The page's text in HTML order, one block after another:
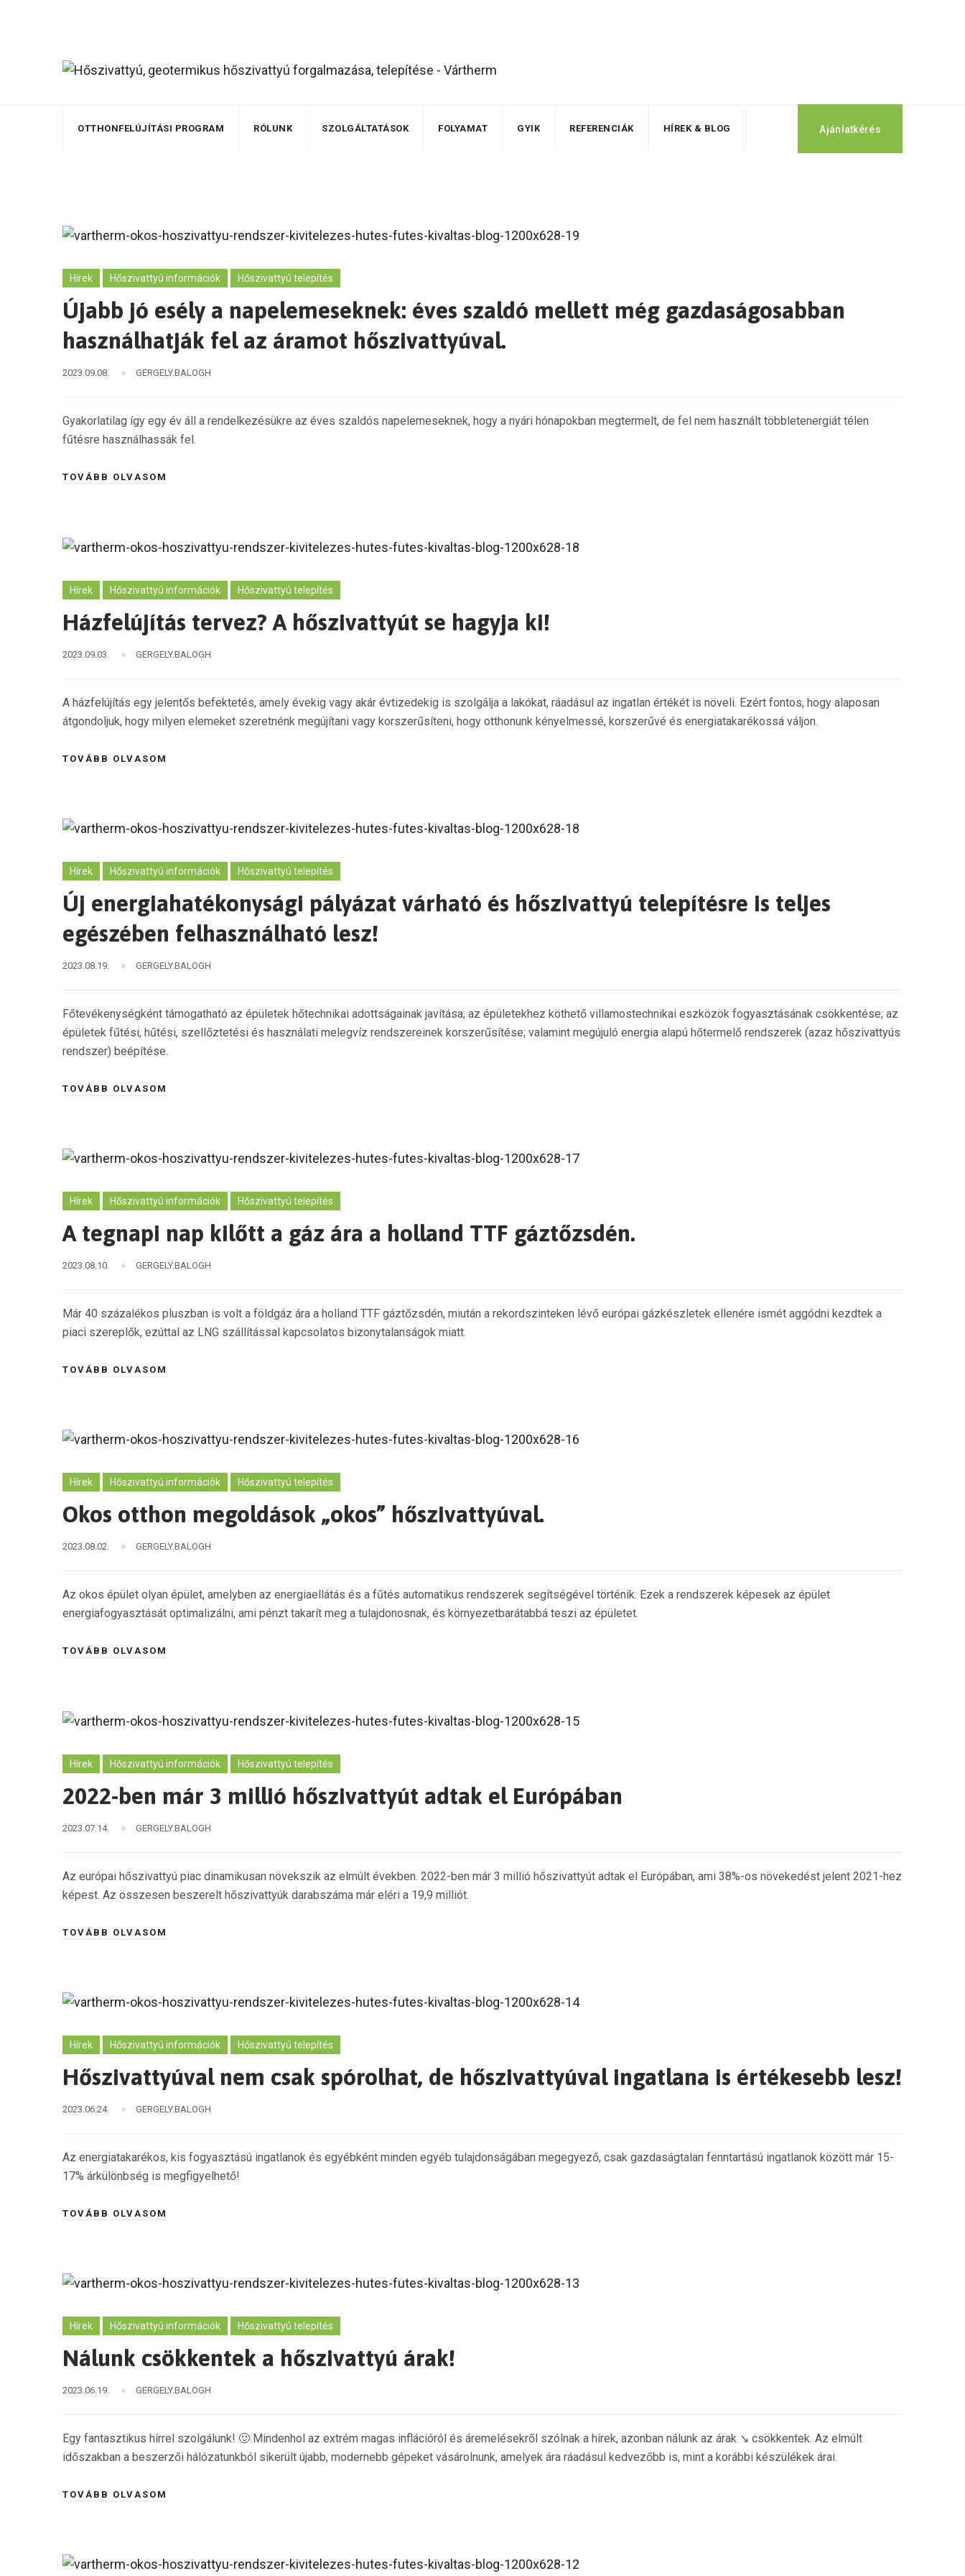
OTTHONFELÚJÍTÁSI PROGRAM RÓLUNK SZOLGÁLTATÁSOK FOLYAMAT GYIK REFERENCIÁK HÍREK & BLOG Ajánlatkérés
Hírek Hőszivattyú információk Hőszivattyú telepítés
Újabb jó esély a napelemeseknek: éves szaldó mellett még gazdaságosabban
használhatják fel az áramot hőszivattyúval.
2023.09.08. GERGELY.BALOGH
Gyakorlatilag így egy év áll a rendelkezésükre az éves szaldós napelemeseknek, hogy a nyári hónapokban megtermelt, de fel nem használt többletenergiát télen
fűtésre használhassák fel.
TOVÁBB OLVASOM
Hírek Hőszivattyú információk Hőszivattyú telepítés
Házfelújítás tervez? A hőszivattyút se hagyja ki!
2023.09.03. GERGELY.BALOGH
A házfelújítás egy jelentős befektetés, amely évekig vagy akár évtizedekig is szolgálja a lakókat, ráadásul az ingatlan értékét is növeli. Ezért fontos, hogy alaposan
átgondoljuk, hogy milyen elemeket szeretnénk megújítani vagy korszerűsíteni, hogy otthonunk kényelmessé, korszerűvé és energiatakarékossá váljon.
TOVÁBB OLVASOM
Hírek Hőszivattyú információk Hőszivattyú telepítés
Új energiahatékonysági pályázat várható és hőszivattyú telepítésre is teljes
egészében felhasználható lesz!
2023.08.19. GERGELY.BALOGH
Főtevékenységként támogatható az épületek hőtechnikai adottságainak javítása; az épületekhez köthető villamostechnikai eszközök fogyasztásának csökkentése; az
épületek fűtési, hűtési, szellőztetési és használati melegvíz rendszereinek korszerűsítése; valamint megújuló energia alapú hőtermelő rendszerek (azaz hőszivattyús
rendszer) beépítése.
TOVÁBB OLVASOM
Hírek Hőszivattyú információk Hőszivattyú telepítés
A tegnapi nap kilőtt a gáz ára a holland TTF gáztőzsdén.
2023.08.10. GERGELY.BALOGH
Már 40 százalékos pluszban is volt a földgáz ára a holland TTF gáztőzsdén, miután a rekordszinteken lévő európai gázkészletek ellenére ismét aggódni kezdtek a
piaci szereplők, ezúttal az LNG szállítással kapcsolatos bizonytalanságok miatt.
TOVÁBB OLVASOM
Hírek Hőszivattyú információk Hőszivattyú telepítés
Okos otthon megoldások „okos” hőszivattyúval.
2023.08.02. GERGELY.BALOGH
Az okos épület olyan épület, amelyben az energiaellátás és a fűtés automatikus rendszerek segítségével történik. Ezek a rendszerek képesek az épület
energiafogyasztását optimalizálni, ami pénzt takarít meg a tulajdonosnak, és környezetbarátabbá teszi az épületet.
TOVÁBB OLVASOM
Hírek Hőszivattyú információk Hőszivattyú telepítés
2022-ben már 3 millió hőszivattyút adtak el Európában
2023.07.14. GERGELY.BALOGH
Az európai hőszivattyú piac dinamikusan növekszik az elmúlt években. 2022-ben már 3 millió hőszivattyút adtak el Európában, ami 38%-os növekedést jelent 2021-hez
képest. Az összesen beszerelt hőszivattyúk darabszáma már eléri a 19,9 milliót.
TOVÁBB OLVASOM
Hírek Hőszivattyú információk Hőszivattyú telepítés
Hőszivattyúval nem csak spórolhat, de hőszivattyúval ingatlana is értékesebb lesz!
2023.06.24. GERGELY.BALOGH
Az energiatakarékos, kis fogyasztású ingatlanok és egyébként minden egyéb tulajdonságában megegyező, csak gazdaságtalan fenntartású ingatlanok között már 15-
17% árkülönbség is megfigyelhető!
TOVÁBB OLVASOM
Hírek Hőszivattyú információk Hőszivattyú telepítés
Nálunk csökkentek a hőszivattyú árak!
2023.06.19. GERGELY.BALOGH
Egy fantasztikus hírrel szolgálunk! 🙂 Mindenhol az extrém magas inflációról és áremelésekről szólnak a hírek, azonban nálunk az árak ↘ csökkentek. Az elmúlt
időszakban a beszerzői hálózatunkból sikerült újabb, modernebb gépeket vásárolnunk, amelyek ára ráadásul kedvezőbb is, mint a korábbi készülékek árai.
TOVÁBB OLVASOM